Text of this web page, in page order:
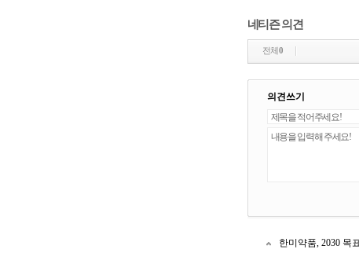
네티즌 의견
전체0
의견쓰기
한미약품, 2030 목